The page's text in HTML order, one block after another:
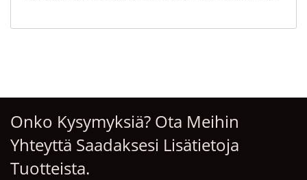
Onko Kysymyksiä? Ota Meihin
Yhteyttä Saadaksesi Lisätietoja
Tuotteista.